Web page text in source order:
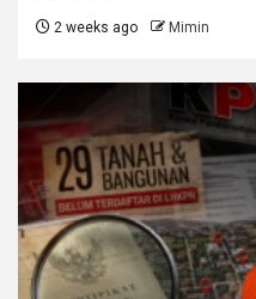
2 weeks ago Mimin